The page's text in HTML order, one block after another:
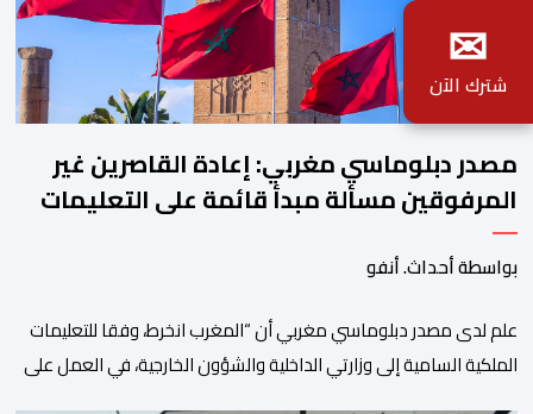
مصدر دبلوماسي مغربي: إعادة القاصرين غير
المرفوقين مسألة مبدأ قائمة على التعليمات
الملكية السامية
بواسطة أحداث. أنفو
علم لدى مصدر دبلوماسي مغربي أن “المغرب انخرط، وفقا للتعليمات
الملكية السامية إلى وزارتي الداخلية والشؤون الخارجية، في العمل على
✉
شترك الآن